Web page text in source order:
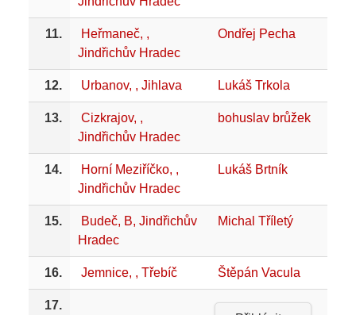
11.
Heřmaneč, ,
Jindřichův Hradec
Ondřej Pecha
12. Urbanov, , Jihlava Lukáš Trkola
13.
Cizkrajov, ,
Jindřichův Hradec
bohuslav brůžek
14.
Horní Meziříčko, ,
Jindřichův Hradec
Lukáš Brtník
15.
Budeč, B, Jindřichův
Hradec
Michal Tříletý
16. Jemnice, , Třebíč Štěpán Vacula
17.